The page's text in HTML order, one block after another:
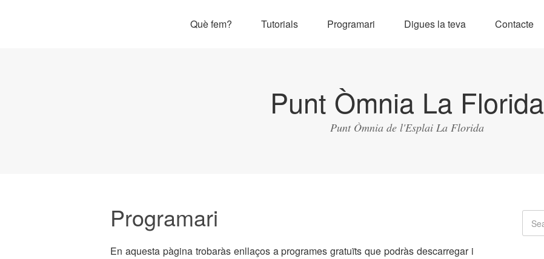
Què fem? Tutorials Programari Digues la teva Contacte
Punt Òmnia La Florida
Punt Òmnia de l'Esplai La Florida
Programari
En aquesta pàgina trobaràs enllaços a programes gratuïts que podràs descarregar i